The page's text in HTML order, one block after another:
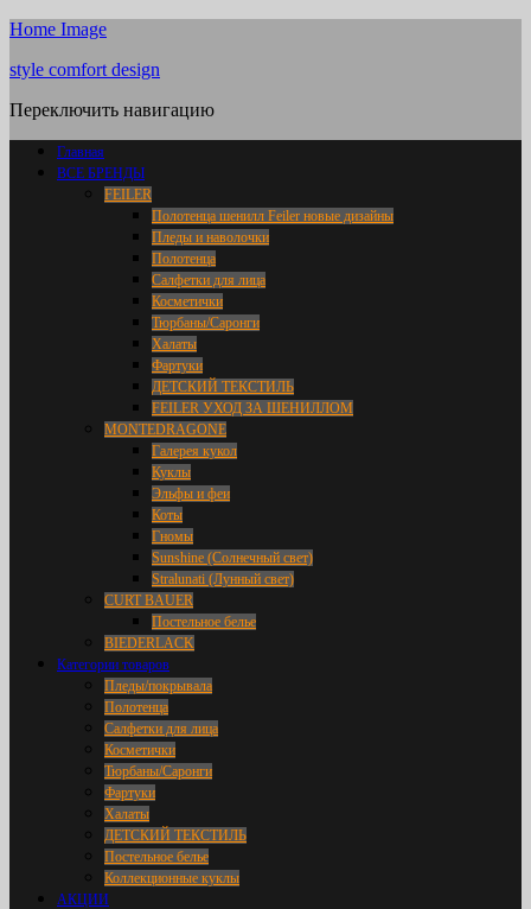
Home Image
style comfort design
Переключить навигацию
Главная
ВСЕ БРЕНДЫ
FEILER
Полотенца шенилл Feiler новые дизайны
Пледы и наволочки
Полотенца
Салфетки для лица
Косметички
Тюрбаны/Саронги
Халаты
Фартуки
ДЕТСКИЙ ТЕКСТИЛЬ
FEILER УХОД ЗА ШЕНИЛЛОМ
MONTEDRAGONE
Галерея кукол
Куклы
Эльфы и феи
Коты
Гномы
Sunshine (Солнечный свет)
Stralunati (Лунный свет)
CURT BAUER
Постельное белье
BIEDERLACK
Категории товаров
Пледы/покрывала
Полотенца
Салфетки для лица
Косметички
Тюрбаны/Саронги
Фартуки
Халаты
ДЕТСКИЙ ТЕКСТИЛЬ
Постельное белье
Коллекционные куклы
АКЦИИ